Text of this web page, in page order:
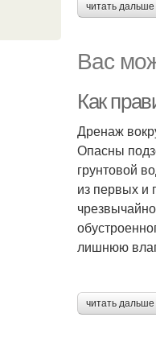
читать
Вас
Как
Дренаж
Опасны
грунтовой
из первых и
лишнюю
читать